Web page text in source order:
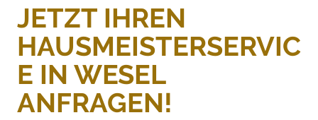
JETZT IHREN
HAUSMEISTERSERVIC
E IN WESEL
ANFRAGEN!